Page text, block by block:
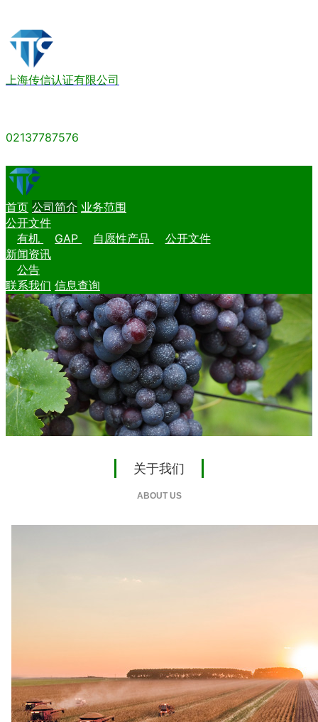
上海传信认证有限公司
02137787576
首页 公司简介 业务范围
公开文件
有机
GAP 自愿性产品
公开文件
新闻资讯
公告
联系我们 信息查询
关于我们
ABOUT US